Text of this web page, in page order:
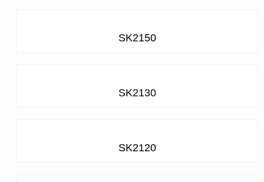
SK2150
SK2130
SK2120